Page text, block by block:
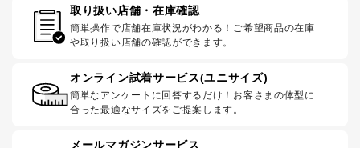
取り扱い店舗・在庫確認
簡単操作で店舗在庫状況がわかる！ご希望商品の在庫
や取り扱い店舗の確認ができます。
オンライン試着サービス(ユニサイズ)
簡単なアンケートに回答するだけ！お客さまの体型に
合った最適なサイズをご提案します。
メールマガジンサービス